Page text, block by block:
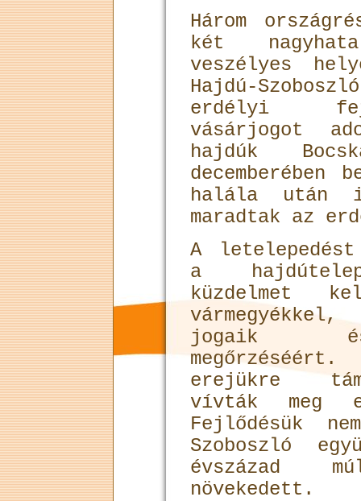
Három
két
veszélyes
Hajdú-
erdélyi
vásárjogot
hajdúk
decemberében
halála után
maradtak az
A letelepedést
a
küzdelmet
jogaik
erejükre
vívták meg
Fejlődésük
Szoboszló
évszázad
növekedett.